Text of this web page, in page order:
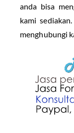
anda bisa
kami
menghubungi